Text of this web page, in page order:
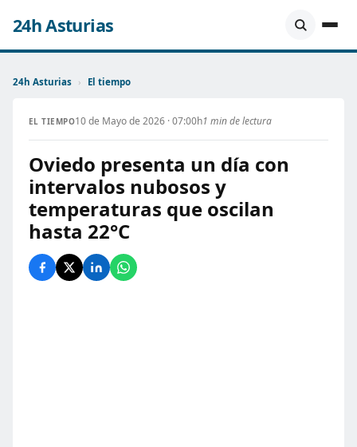
24h Asturias
24h Asturias › El tiempo
EL TIEMPO10 de Mayo de 2026 · 07:00h1 min de lectura
Oviedo presenta un día con
intervalos nubosos y
temperaturas que oscilan
hasta 22°C